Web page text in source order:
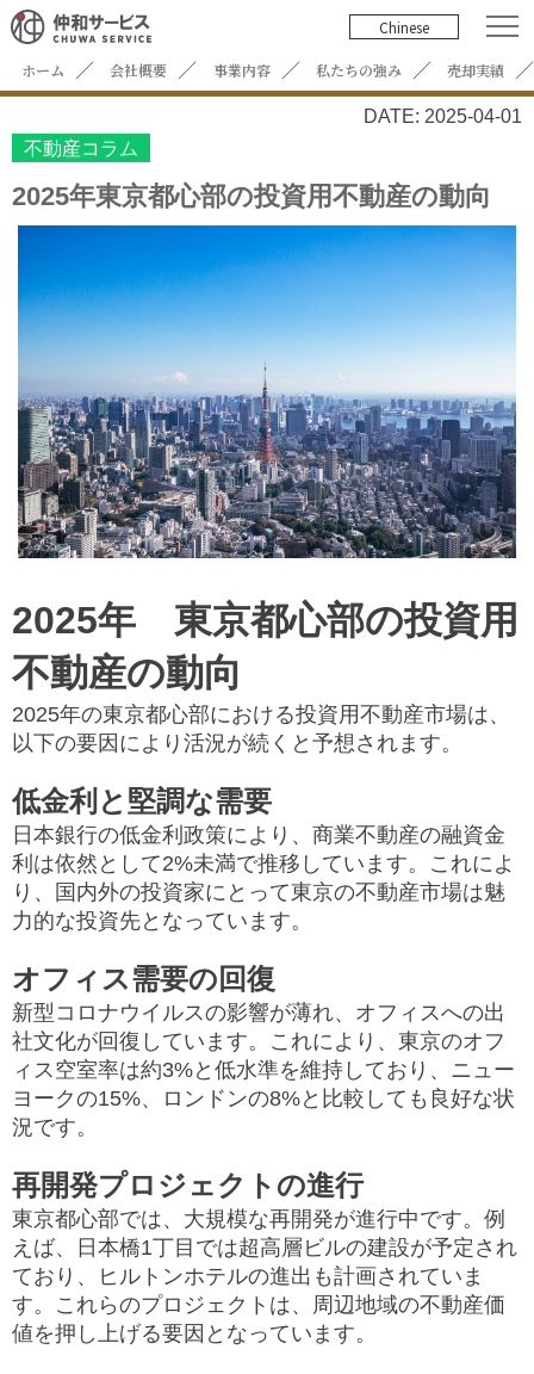
Chinese
ホーム 会社概要 事業内容 私たちの強み 売却実績
DATE: 2025-04-01
不動産コラム
2025年東京都心部の投資用不動産の動向
2025年 東京都心部の投資用
不動産の動向
2025年の東京都心部における投資用不動産市場は、
以下の要因により活況が続くと予想されます。​
低金利と堅調な需要
日本銀行の低金利政策により、商業不動産の融資金
利は依然として2%未満で推移しています。​これによ
り、国内外の投資家にとって東京の不動産市場は魅
力的な投資先となっています。 ​
オフィス需要の回復
新型コロナウイルスの影響が薄れ、オフィスへの出
社文化が回復しています。​これにより、東京のオフ
ィス空室率は約3%と低水準を維持しており、ニュー
ヨークの15%、ロンドンの8%と比較しても良好な状
況です。
再開発プロジェクトの進行
東京都心部では、大規模な再開発が進行中です。​例
えば、日本橋1丁目では超高層ビルの建設が予定され
ており、ヒルトンホテルの進出も計画されていま
す。​これらのプロジェクトは、周辺地域の不動産価
値を押し上げる要因となっています。 ​